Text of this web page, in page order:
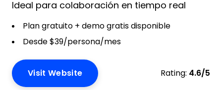
Ideal para colaboración en tiempo real
Plan gratuito + demo gratis disponible
Desde $39/persona/mes
Visit Website Rating: 4.6/5